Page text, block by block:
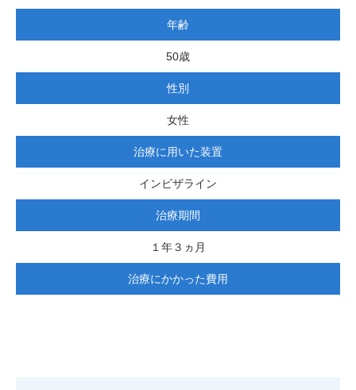
年齢
50歳
性別
女性
治療に用いた装置
インビザライン
治療期間
１年３ヵ月
治療にかかった費用